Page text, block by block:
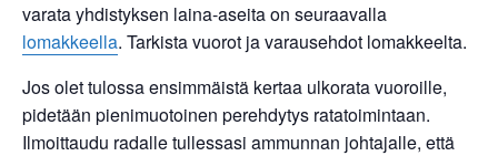
varata yhdistyksen laina-aseita on seuraavalla
lomakkeella. Tarkista vuorot ja varausehdot lomakkeelta.
Jos olet tulossa ensimmäistä kertaa ulkorata vuoroille,
pidetään pienimuotoinen perehdytys ratatoimintaan.
Ilmoittaudu radalle tullessasi ammunnan johtajalle, että